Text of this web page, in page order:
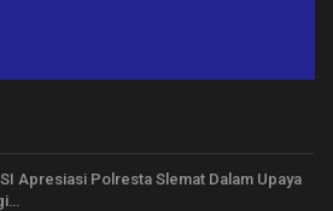
Apresiasi Polresta Slemat Dalam Upaya